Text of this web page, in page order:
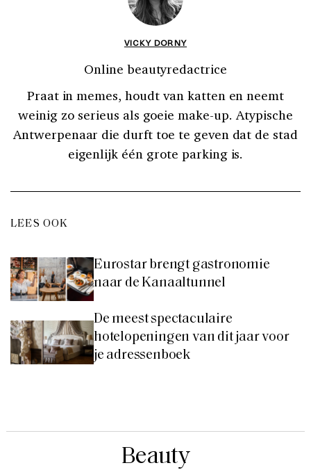
VICKY DORNY
Online beautyredactrice
Praat in memes, houdt van katten en neemt
weinig zo serieus als goeie make-up. Atypische
Antwerpenaar die durft toe te geven dat de stad
eigenlijk één grote parking is.
LEES OOK
Eurostar brengt gastronomie
naar de Kanaaltunnel
De meest spectaculaire
hotelopeningen van dit jaar voor
je adressenboek
Beauty